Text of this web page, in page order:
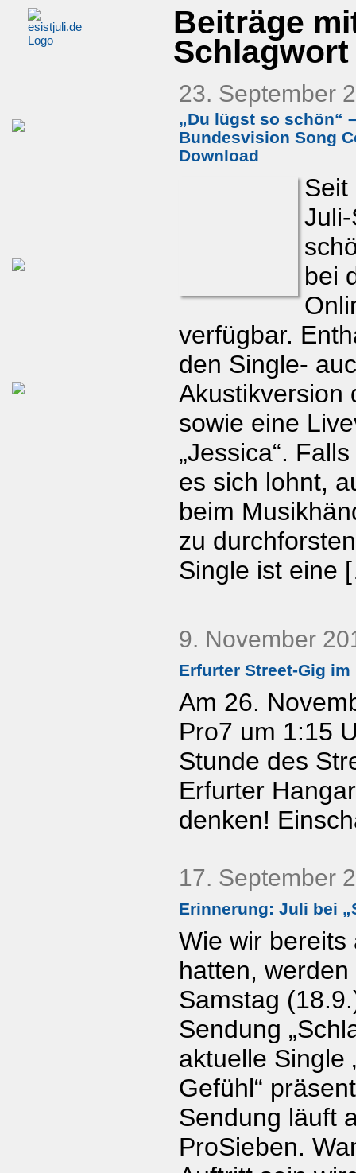
Beiträge
23. September
„Du lügst so schön“
Bundesvision Song
Download
Seit
bei
verfügbar.
den Single-
Akustikversion
sowie eine
„Jessica“.
es sich lohnt,
beim
zu
Single ist eine
9. November
Erfurter Street-Gig im
Am 26.
Pro7 um 1:15
Stunde des
Erfurter
denken!
17. September
Erinnerung: Juli bei
Wie wir bereits
hatten,
Samstag
Sendung
aktuelle Single
Gefühl“
Sendung läuft
ProSieben.